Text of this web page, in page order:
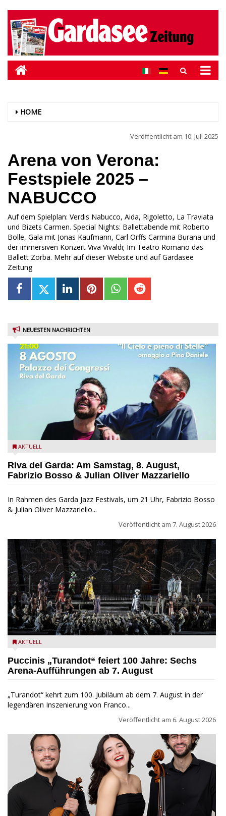
HOME
Veröffentlicht am 10. Juli 2025
Arena von Verona:
Festspiele 2025 –
NABUCCO
Auf dem Spielplan: Verdis Nabucco, Aida, Rigoletto, La Traviata
und Bizets Carmen. Special Nights: Ballettabende mit Roberto
Bolle, Gala mit Jonas Kaufmann, Carl Orffs Carmina Burana und
der immersiven Konzert Viva Vivaldi; Im Teatro Romano das
Ballett Zorba. Mehr auf dieser Website und auf Gardasee
Zeitung
NEUESTEN NACHRICHTEN
Fabrizio Bosso & Julian Oliver Mazzariello zu Gast beim Garda
AKTUELL
Riva del Garda: Am Samstag, 8. August,
Fabrizio Bosso & Julian Oliver Mazzariello
In Rahmen des Garda Jazz Festivals, um 21 Uhr, Fabrizio Bosso
& Julian Oliver Mazzariello...
Veröffentlicht am 7. August 2026
Turandot in der Arena von Verona - Ennevi für Fondazione
AKTUELL
Puccinis „Turandot“ feiert 100 Jahre: Sechs
Arena-Aufführungen ab 7. August
„Turandot“ kehrt zum 100. Jubiläum ab dem 7. August in der
legendären Inszenierung von Franco...
Veröffentlicht am 6. August 2026